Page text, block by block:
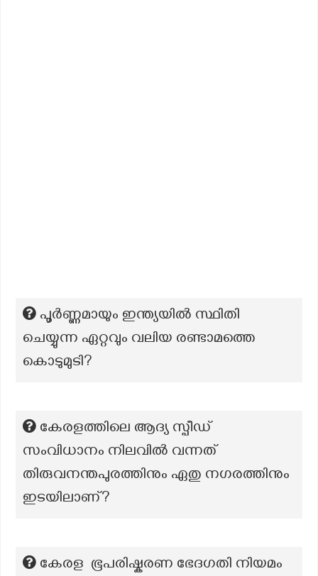
പൂർണ്ണമായും ഇന്ത്യയിൽ സ്ഥിതി
ചെയ്യുന്ന ഏറ്റവും വലിയ രണ്ടാമത്തെ
കൊടുമുടി?
കേരളത്തിലെ ആദ്യ സ്പീഡ്
സംവിധാനം നിലവിൽ വന്നത്
തിരുവനന്തപുരത്തിനും ഏതു നഗരത്തിനും
ഇടയിലാണ്?
കേരള ഭൂപരിഷ്കരണ ഭേദഗതി നിയമം